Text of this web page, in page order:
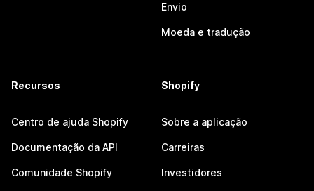
Envio
Moeda e tradução
Recursos
Centro de ajuda Shopify
Documentação da API
Comunidade Shopify
Shopify
Sobre a aplicação
Carreiras
Investidores